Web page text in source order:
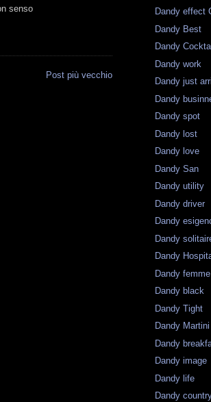
senso
Post più vecchio
Dandy effect
Dandy Best
Dandy
Dandy work
Dandy just
Dandy
Dandy spot
Dandy lost
Dandy love
Dandy San
Dandy utility
Dandy driver
Dandy
Dandy
Dandy
Dandy femme
Dandy black
Dandy Tight
Dandy Martini
Dandy
Dandy image
Dandy life
Dandy